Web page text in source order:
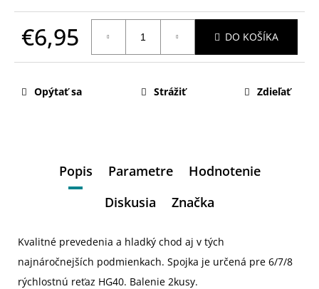
€6,95 DO KOŠÍKA
Opýtať sa Strážiť Zdieľať
Popis Parametre
Hodnotenie
Diskusia
Značka
Kvalitné prevedenia a hladký chod aj v tých
najnáročnejších podmienkach. Spojka je určená pre 6/7/8
rýchlostnú reťaz HG40. Balenie 2kusy.